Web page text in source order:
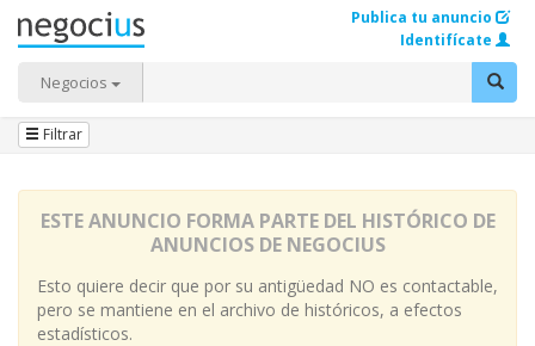
Negocios
Publica tu anuncio
Identifícate
Filtrar
ESTE ANUNCIO FORMA PARTE DEL HISTÓRICO DE
ANUNCIOS DE NEGOCIUS
Esto quiere decir que por su antigüedad NO es contactable,
pero se mantiene en el archivo de históricos, a efectos
estadísticos.